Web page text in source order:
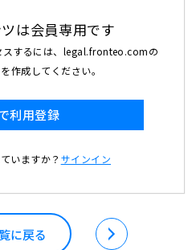
は会員専用です
スするには、legal.fronteo.comの
作成してください。
利用登録
いますか？ サインイン
に戻る